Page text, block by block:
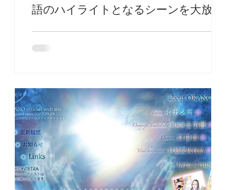
語のハイライトとなるシーンを大放
って、見応えのある 充実したギャラリ
ップアップ...